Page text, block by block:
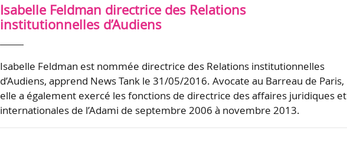
Isabelle Feldman directrice des Relations
institutionnelles d’Audiens
Isabelle Feldman est nommée directrice des Relations institutionnelles
d’Audiens, apprend News Tank le 31/05/2016. Avocate au Barreau de Paris,
elle a également exercé les fonctions de directrice des affaires juridiques et
internationales de l’Adami de septembre 2006 à novembre 2013.